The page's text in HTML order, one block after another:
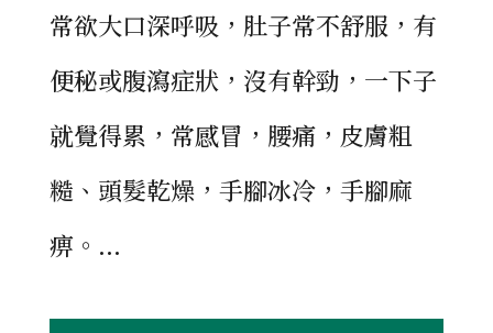
常欲大口深呼吸，肚子常不舒服，有
便秘或腹瀉症狀，沒有幹勁，一下子
就覺得累，常感冒，腰痛，皮膚粗
糙、頭髮乾燥，手腳冰冷，手腳麻
痹。...